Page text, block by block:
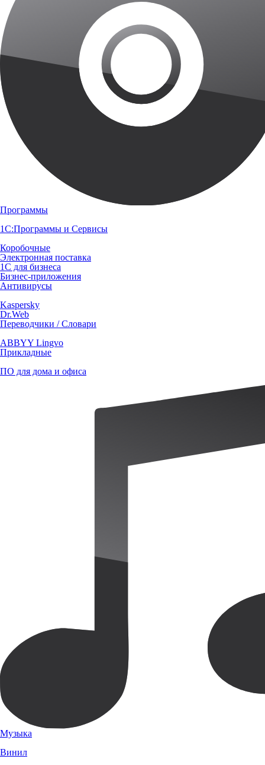
Программы
1С:Программы и Сервисы
Коробочные
Электронная поставка
1С для бизнеса
Бизнес-приложения
Антивирусы
Kaspersky
Dr.Web
Переводчики / Словари
ABBYY Lingvo
Прикладные
ПО для дома и офиса
Музыка
Винил